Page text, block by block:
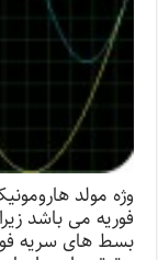
وژه مولد
فوریه می باشد
بسط های سریه